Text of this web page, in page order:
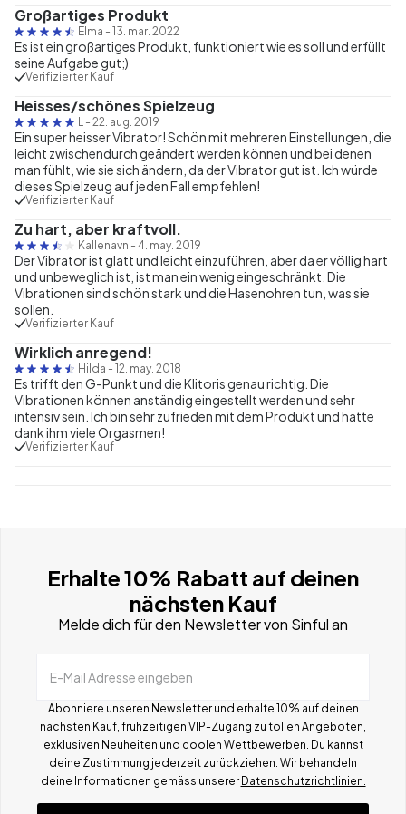
Großartiges Produkt
Elma - 13. mar. 2022
Es ist ein großartiges Produkt, funktioniert wie es soll und erfüllt
seine Aufgabe gut;)
Verifizierter Kauf
Heisses/schönes Spielzeug
- 22. aug. 2019
Ein super heisser Vibrator! Schön mit mehreren Einstellungen, die
leicht zwischendurch geändert werden können und bei denen
man fühlt, wie sie sich ändern, da der Vibrator gut ist. Ich würde
dieses Spielzeug auf jeden Fall empfehlen!
Verifizierter Kauf
Zu hart, aber kraftvoll.
Kallenavn - 4. may. 2019
Der Vibrator ist glatt und leicht einzuführen, aber da er völlig hart
und unbeweglich ist, ist man ein wenig eingeschränkt. Die
Vibrationen sind schön stark und die Hasenohren tun, was sie
sollen.
Verifizierter Kauf
Wirklich anregend!
Hilda - 12. may. 2018
Es trifft den G-Punkt und die Klitoris genau richtig. Die
Vibrationen können anständig eingestellt werden und sehr
intensiv sein. Ich bin sehr zufrieden mit dem Produkt und hatte
dank ihm viele Orgasmen!
Verifizierter Kauf
Erhalte 10% Rabatt auf deinen
nächsten Kauf
Melde dich für den Newsletter von Sinful an
E-Mail Adresse eingeben
Abonniere unseren Newsletter und erhalte 10% auf deinen
nächsten Kauf, frühzeitigen VIP-Zugang zu tollen Angeboten,
exklusiven Neuheiten und coolen Wettbewerben. Du kannst
deine Zustimmung jederzeit zurückziehen. Wir behandeln
deine Informationen gemäss unserer Datenschutzrichtlinien.